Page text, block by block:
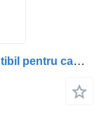
Топливный бак Rezervor de combustibil pentru camion 1681826 для грузовика DAF uzat, cu urme de uzură și expunere la zăpadă